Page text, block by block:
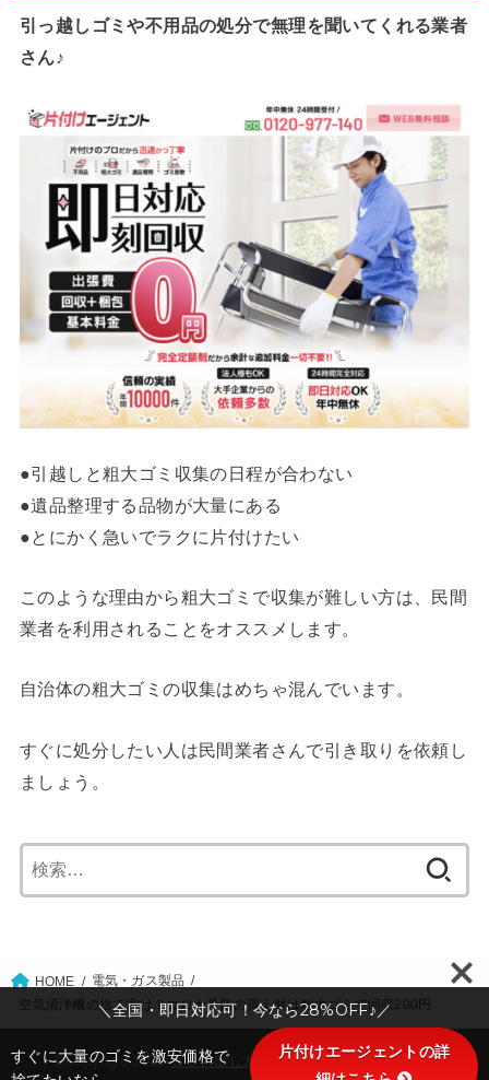
引っ越しゴミや不用品の処分で無理を聞いてくれる業者
さん♪
●引越しと粗大ゴミ収集の日程が合わない
●遺品整理する品物が大量にある
●とにかく急いでラクに片付けたい
このような理由から粗大ゴミで収集が難しい方は、民間
業者を利用されることをオススメします。
自治体の粗大ゴミの収集はめちゃ混んでいます。
すぐに処分したい人は民間業者さんで引き取りを依頼し
ましょう。
索:
HOME
電気・ガス製品
空気清浄機の捨て方は？コロナ予防の買え替は粗大ゴミで回収200円
©Copyright 2026ゴミの出し方ABC：大阪市版.All Rights
＼全国・即日対応可！今なら28%OFF♪／
すぐに大量のゴミを激安価格で
片付けエージェントの詳